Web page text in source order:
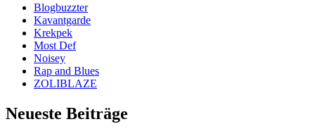
Blogbuzzter
Kavantgarde
Krekpek
Most Def
Noisey
Rap and Blues
ZOLIBLAZE
Neueste Beiträge